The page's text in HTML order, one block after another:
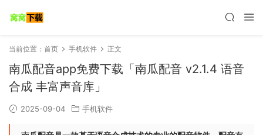
当前位置： 首页 手机软件 正文
南瓜配音app免费下载「南瓜配音 v2.1.4 语音
合成 丰富声音库」
2025-09-04 手机软件